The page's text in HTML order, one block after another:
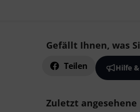
Gefällt Ihnen, was
Teilen Hilfe
Zuletzt angesehene